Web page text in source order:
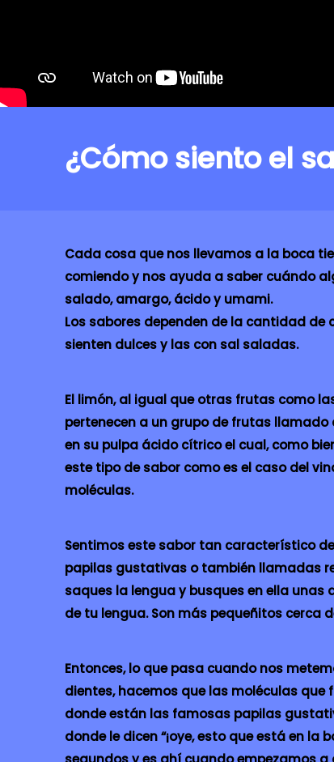
¿Cómo siento el
Cada cosa que nos llevamos a la boca
comiendo y nos ayuda a saber cuándo
salado, amargo, ácido y umami.
Los sabores dependen de la cantidad
sienten dulces y las con sal saladas.
El limón, al igual que otras frutas como
pertenecen a un grupo de frutas
en su pulpa ácido cítrico el cual, como
este tipo de sabor como es el caso del
moléculas.
Sentimos este sabor tan característico
papilas gustativas o también llamadas
saques la lengua y busques en ella
de tu lengua. Son más pequeñitos
Entonces, lo que pasa cuando nos
dientes, hacemos que las moléculas
donde están las famosas papilas
donde le dicen “¡oye, esto que está en la